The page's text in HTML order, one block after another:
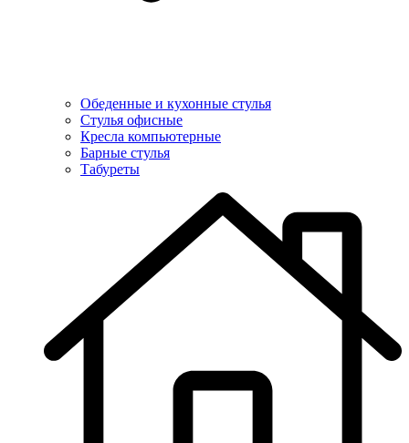
Обеденные и кухонные стулья
Стулья офисные
Кресла компьютерные
Барные стулья
Табуреты